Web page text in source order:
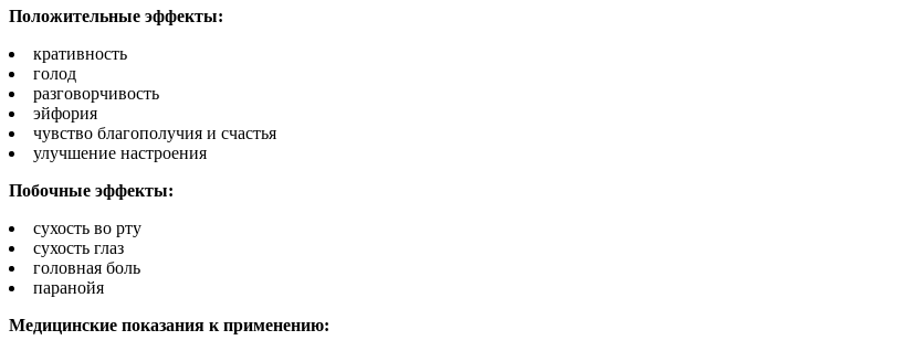
Положительные эффекты:
кративность
голод
разговорчивость
эйфория
чувство благополучия и счастья
улучшение настроения
Побочные эффекты:
сухость во рту
сухость глаз
головная боль
паранойя
Медицинские показания к применению: